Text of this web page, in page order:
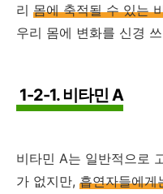
리 몸에 축적될 수 있는
우리 몸에 변화를 신경
1-2-1. 비타민 A
비타민 A는 일반적으로
가 없지만, 흡연자들에게